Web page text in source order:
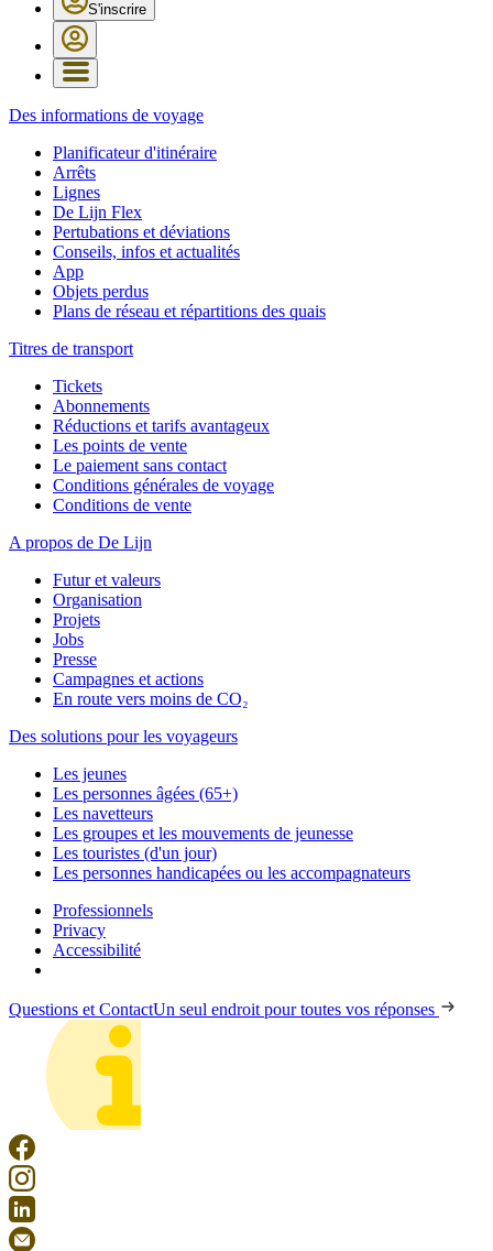
S'inscrire
Des informations de voyage
Planificateur d'itinéraire
Arrêts
Lignes
De Lijn Flex
Pertubations et déviations
Conseils, infos et actualités
App
Objets perdus
Plans de réseau et répartitions des quais
Titres de transport
Tickets
Abonnements
Réductions et tarifs avantageux
Les points de vente
Le paiement sans contact
Conditions générales de voyage
Conditions de vente
A propos de De Lijn
Futur et valeurs
Organisation
Projets
Jobs
Presse
Campagnes et actions
En route vers moins de CO₂
Des solutions pour les voyageurs
Les jeunes
Les personnes âgées (65+)
Les navetteurs
Les groupes et les mouvements de jeunesse
Les touristes (d'un jour)
Les personnes handicapées ou les accompagnateurs
Professionnels
Privacy
Accessibilité
Questions et ContactUn seul endroit pour toutes vos réponses